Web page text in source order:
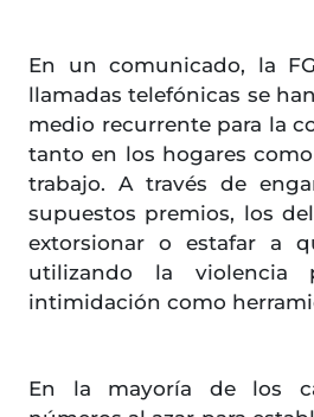
En un comunicado, la
llamadas telefónicas se
medio recurrente para la
tanto en los hogares
trabajo. A través de
supuestos premios, los
extorsionar o estafar a
utilizando la violencia
intimidación como
En la mayoría de los